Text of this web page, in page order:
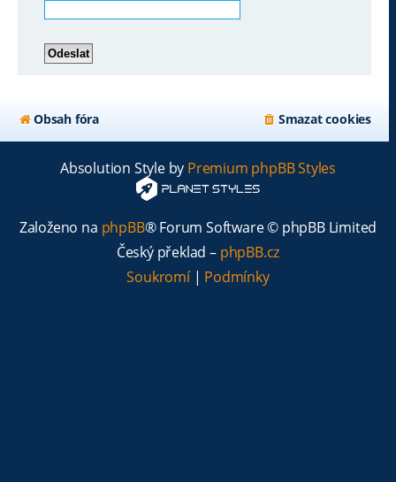
Obsah fóra Smazat cookies
Absolution Style by Premium phpBB Styles
Založeno na phpBB® Forum Software © phpBB Limited
Český překlad – phpBB.cz
Soukromí| Podmínky